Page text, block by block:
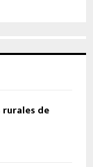
rurales de